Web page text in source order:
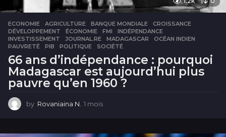
ECONOMIE AGRICULTURE ,BANQUE MONDIALE ,CROISSANCE
DÉVELOPPEMENT
,ÉCONOMIE ,FMI ,INDÉPENDANCE
INVESTISSEMENT
,JOURNAL.RE ,MADAGASCAR ,OCÉAN INDIEN
PAUVRETÉ
,PIB ,POLITIQUE ,SOCIÉTÉ
66 ans d’indépendance : pourquoi
Madagascar est aujourd’hui plus
pauvre qu’en 1960 ?
by Rovaniaina N. 1 mois
i